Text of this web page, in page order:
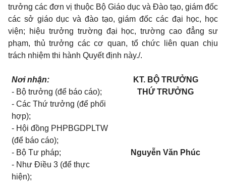
trưởng các đơn vị thuộc Bộ Giáo dục và Đào tạo, giám đốc
các sở giáo dục và đào tạo, giám đốc các đại học, học
viện; hiệu trưởng trường đại học, trường cao đẳng sư
phạm, thủ trưởng các cơ quan, tổ chức liên quan chịu
trách nhiệm thi hành Quyết định này./.
Nơi nhận:
- Bộ trưởng (để báo cáo);
- Các Thứ trưởng (để phối
hợp);
- Hội đồng PHPBGDPLTW
(để báo cáo);
- Bộ Tư pháp;
- Như Điều 3 (để thực
hiện);
KT. BỘ TRƯỞNG
THỨ TRƯỞNG
Nguyễn Văn Phúc